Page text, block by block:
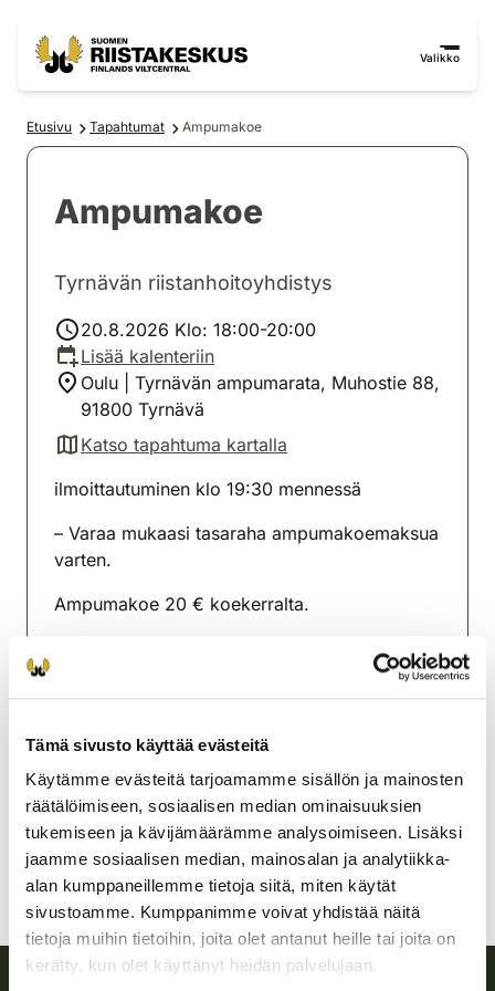
Tämä sivusto käyttää evästeitä
Käytämme evästeitä tarjoamamme sisällön ja mainosten
räätälöimiseen, sosiaalisen median ominaisuuksien
tukemiseen ja kävijämäärämme analysoimiseen. Lisäksi
jaamme sosiaalisen median, mainosalan ja analytiikka-
alan kumppaneillemme tietoja siitä, miten käytät
sivustoamme. Kumppanimme voivat yhdistää näitä
tietoja muihin tietoihin, joita olet antanut heille tai joita on
kerätty, kun olet käyttänyt heidän palvelujaan.
Valikko
Etusivu Tapahtumat Ampumakoe
Ampumakoe
Tyrnävän riistanhoitoyhdistys
20.8.2026 Klo: 18:00-20:00
Lisää kalenteriin
Oulu | Tyrnävän ampumarata, Muhostie 88,
91800 Tyrnävä
Katso tapahtuma kartalla
(avautuu uuteen välilehteen)
ilmoittautuminen klo 19:30 mennessä
– Varaa mukaasi tasaraha ampumakoemaksua
varten.
Ampumakoe 20 € koekerralta.
Oulu
0405412330
tyrnava@rhy.riista.fi